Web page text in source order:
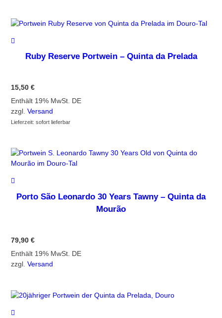
Ruby Reserve Portwein – Quinta da Prelada
15,50€
Enthält 19% MwSt. DE
zzgl.Versand
Lieferzeit: sofort lieferbar
Porto São Leonardo 30 Years Tawny – Quinta da
Mourão
79,90€
Enthält 19% MwSt. DE
zzgl.Versand